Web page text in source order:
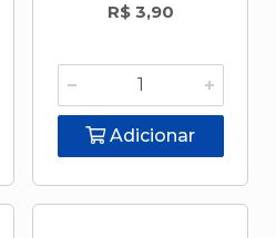
R$ 3,90
Adicionar